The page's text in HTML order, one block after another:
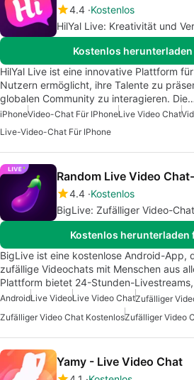
4.4 Kostenlos
HilYal Live: Kreativität und
Kostenlos
HilYal Live ist eine innovative Plattform
Nutzern ermöglicht, ihre Talente zu
globalen Community zu interagieren.
iPhoneVideo-Chat Für IPhoneLive Video Chat
Live-Video-Chat Für IPhone
Random Live Video
4.4 Kostenlos
BigLive: Zufälliger Video-
Kostenlos herunterladen
BigLive ist eine kostenlose Android-App,
zufällige Videochats mit Menschen aus
Plattform bietet 24-Stunden-
AndroidLive VideoLive Video ChatZufälliger
Zufälliger Video Chat Kostenlos
Yamy - Live Video Chat